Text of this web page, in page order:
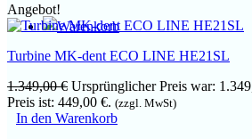
Angebot!
Turbine MK-dent ECO LINE HE21SL
1.349,00€ Ursprünglicher Preis war:
Preis ist: 449,00 €. (zzgl. MwSt)
In den Warenkorb